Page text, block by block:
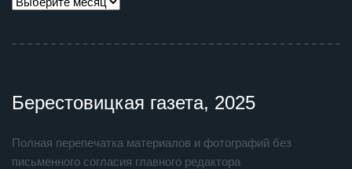
Берестовицкая газета, 2025
Полная перепечатка материалов и фотографий без
письменного согласия главного редактора